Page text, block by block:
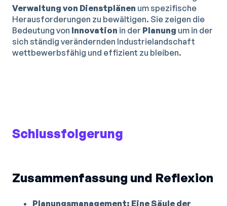
Verwaltung von Dienstplänen um spezifische
Herausforderungen zu bewältigen. Sie zeigen die
Bedeutung von Innovation in der Planung um in der
sich ständig verändernden Industrielandschaft
wettbewerbsfähig und effizient zu bleiben.
Schlussfolgerung
Zusammenfassung und Reflexion
Planungsmanagement: Eine Säule der